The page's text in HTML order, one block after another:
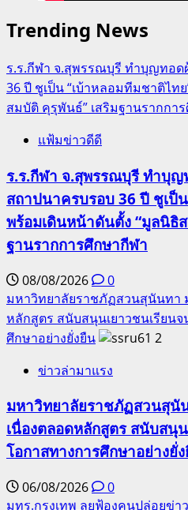
Trending News
ร.ร.กีฬา จ.สุพรรณบุรี ทำบุญทอด
36 ปี ชูเป็น “เบ้าหลอมทีมชาติไท
สมบัติ คุรุพันธ์” เสริมฐานรากกา
แฟ้มข่าวดีดี
ร.ร.กีฬา จ.สุพรรณบุรี ทำบุญ
สถาปนาครบรอบ 36 ปี ชูเป็
พร้อมเดินหน้าดันตั้ง “มูลนิธิ
ฐานรากการศึกษากีฬา
08/08/2026
0
มหาวิทยาลัยราชภัฏสวนสุนันทา
หลักสูตร สนับสนุนเยาวชนเรียนจ
ศึกษาอย่างยั่งยืน
2
ข่าวล่ามาแรง
มหาวิทยาลัยราชภัฏสวนสุนั
เนื่องตลอดหลักสูตร สนับสนุ
โอกาสทางการศึกษาอย่างยั่
06/08/2026
0
มทร.กรุงเทพ ลุยฟ้องคนปล่อยข่า